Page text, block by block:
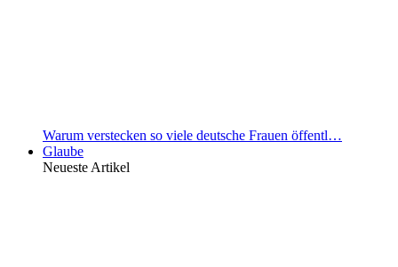
Warum verstecken so viele deutsche Frauen öffentl…
Glaube
Neueste Artikel